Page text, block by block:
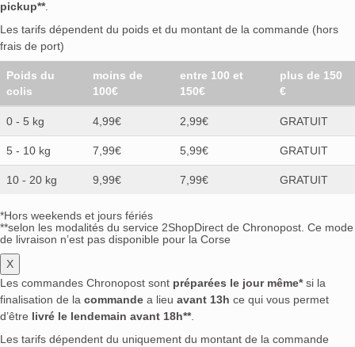
pickup**.
Les tarifs dépendent du poids et du montant de la commande (hors
frais de port)
Poids du
colis
moins de
100€
entre 100 et
150€
plus de 150
€
0 - 5 kg 4,99€ 2,99€ GRATUIT
5 - 10 kg 7,99€ 5,99€ GRATUIT
10 - 20 kg 9,99€ 7,99€ GRATUIT
*Hors weekends et jours fériés
**selon les modalités du service 2ShopDirect de Chronopost. Ce mode
de livraison n’est pas disponible pour la Corse
X
Les commandes Chronopost sont préparées le jour même*si la
finalisation de la commande a lieu avant 13h ce qui vous permet
d’être livré le lendemain avant 18h**.
Les tarifs dépendent du uniquement du montant de la commande